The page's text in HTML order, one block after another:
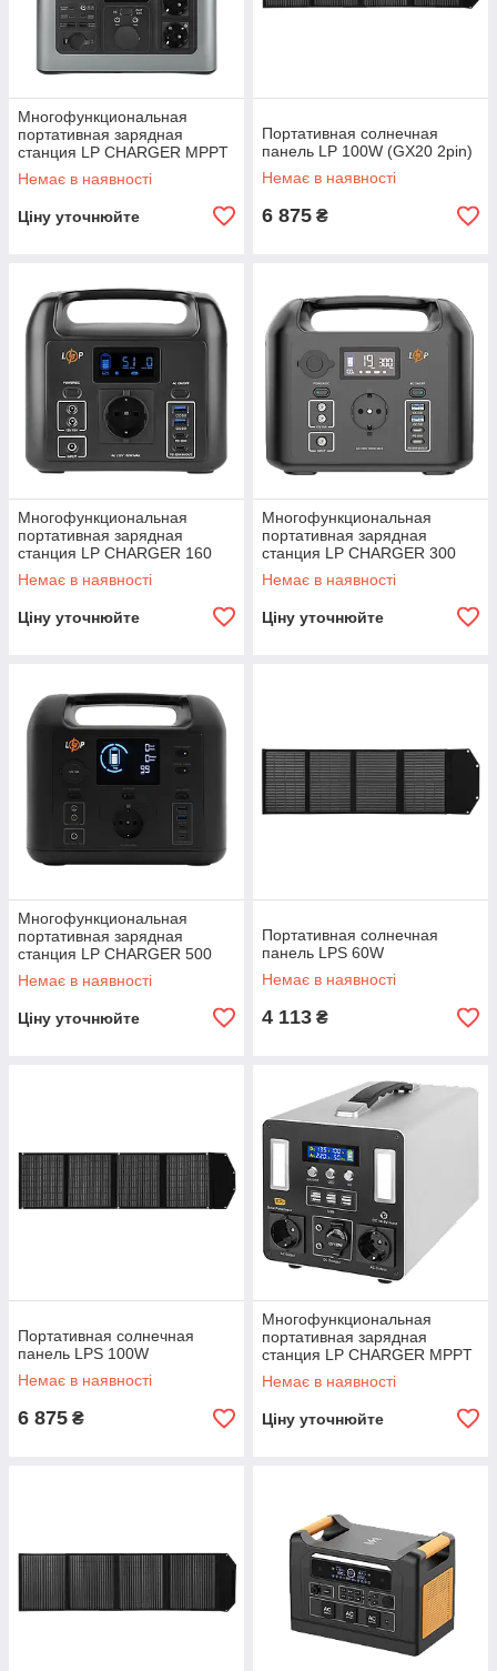
Многофункциональная
портативная зарядная
станция LP CHARGER MPPT
700 Pro (700W, 614Wh)
Немає в наявності
Ціну уточнюйте
Портативная солнечная
панель LP 100W (GX20 2pin)
Немає в наявності
6 875 ₴
Многофункциональная
портативная зарядная
станция LP CHARGER 160
(160W, 204Wh)
Немає в наявності
Ціну уточнюйте
Многофункциональная
портативная зарядная
станция LP CHARGER 300
(300W, 320Wh)
Немає в наявності
Ціну уточнюйте
Многофункциональная
портативная зарядная
станция LP CHARGER 500
(500W, 518Wh)
Немає в наявності
Ціну уточнюйте
Портативная солнечная
панель LPS 60W
Немає в наявності
4 113 ₴
Портативная солнечная
панель LPS 100W
Немає в наявності
6 875 ₴
Многофункциональная
портативная зарядная
станция LP CHARGER MPPT
1000 Max (1000W, 960Wh)
Немає в наявності
Ціну уточнюйте